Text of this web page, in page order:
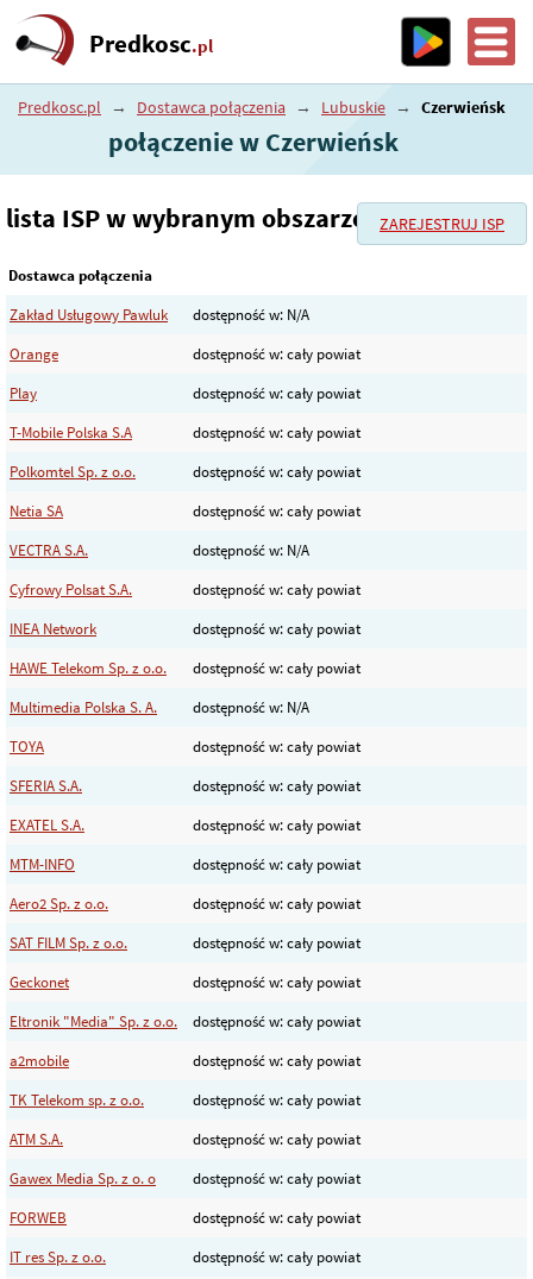
Predkosc.pl
Predkosc.pl → Dostawca połączenia → Lubuskie → Czerwieńsk
połączenie w Czerwieńsk
ZAREJESTRUJ ISP
lista ISP w wybranym obszarze
Dostawca połączenia
Zakład Usługowy Pawluk
dostępność w: N/A
Orange
dostępność w: cały powiat
Play
dostępność w: cały powiat
T-Mobile Polska S.A
dostępność w: cały powiat
Polkomtel Sp. z o.o.
dostępność w: cały powiat
Netia SA
dostępność w: cały powiat
VECTRA S.A.
dostępność w: N/A
Cyfrowy Polsat S.A.
dostępność w: cały powiat
INEA Network
dostępność w: cały powiat
HAWE Telekom Sp. z o.o.
dostępność w: cały powiat
Multimedia Polska S. A.
dostępność w: N/A
TOYA
dostępność w: cały powiat
SFERIA S.A.
dostępność w: cały powiat
EXATEL S.A.
dostępność w: cały powiat
MTM-INFO
dostępność w: cały powiat
Aero2 Sp. z o.o.
dostępność w: cały powiat
SAT FILM Sp. z o.o.
dostępność w: cały powiat
Geckonet
dostępność w: cały powiat
Eltronik "Media" Sp. z o.o.
dostępność w: cały powiat
a2mobile
dostępność w: cały powiat
TK Telekom sp. z o.o.
dostępność w: cały powiat
ATM S.A.
dostępność w: cały powiat
Gawex Media Sp. z o. o
dostępność w: cały powiat
FORWEB
dostępność w: cały powiat
IT res Sp. z o.o.
dostępność w: cały powiat